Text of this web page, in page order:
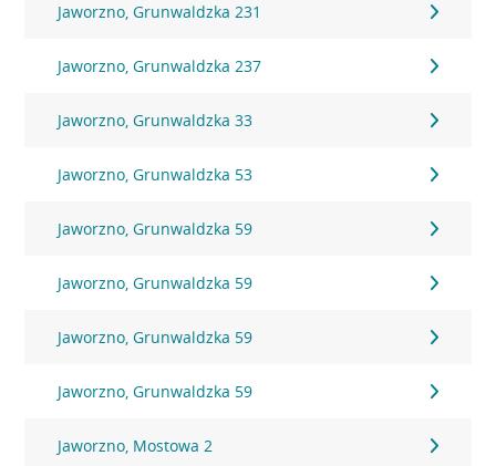
Jaworzno, Grunwaldzka 231
Jaworzno, Grunwaldzka 237
Jaworzno, Grunwaldzka 33
Jaworzno, Grunwaldzka 53
Jaworzno, Grunwaldzka 59
Jaworzno, Grunwaldzka 59
Jaworzno, Grunwaldzka 59
Jaworzno, Grunwaldzka 59
Jaworzno, Mostowa 2